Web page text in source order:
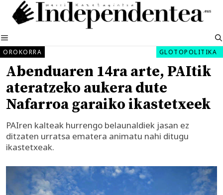
Edukira
salto
MENUA
OROKORRA GLOTOPOLITIKA
Abenduaren 14ra arte, PAItik
ateratzeko aukera dute
Nafarroa garaiko ikastetxeek
PAIren kalteak hurrengo belaunaldiek jasan ez
ditzaten urratsa ematera animatu nahi ditugu
ikastetxeak.